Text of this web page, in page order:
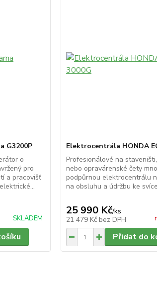
G3200P
o
pro
a pracovišť
SKLADEM
Elektrocentrála HONDA
Profesionálové na
nebo opravárenské čety
podpůrnou elektrocentrálu
na obsluhu a údržbu ke
25 990 Kč/ks
21 479 Kč bez DPH
Přidat do